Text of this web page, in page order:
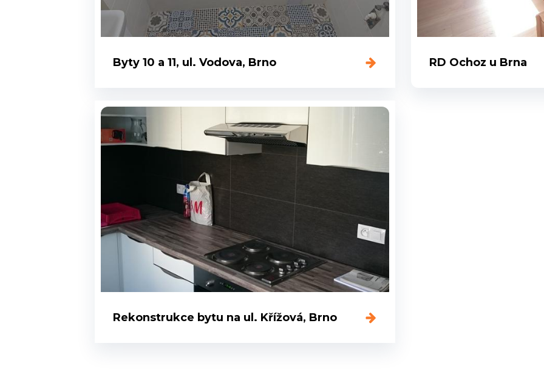
Byty 10 a 11, ul. Vodova, Brno RD Ochoz u Brna
Rekonstrukce bytu na ul. Křížová, Brno